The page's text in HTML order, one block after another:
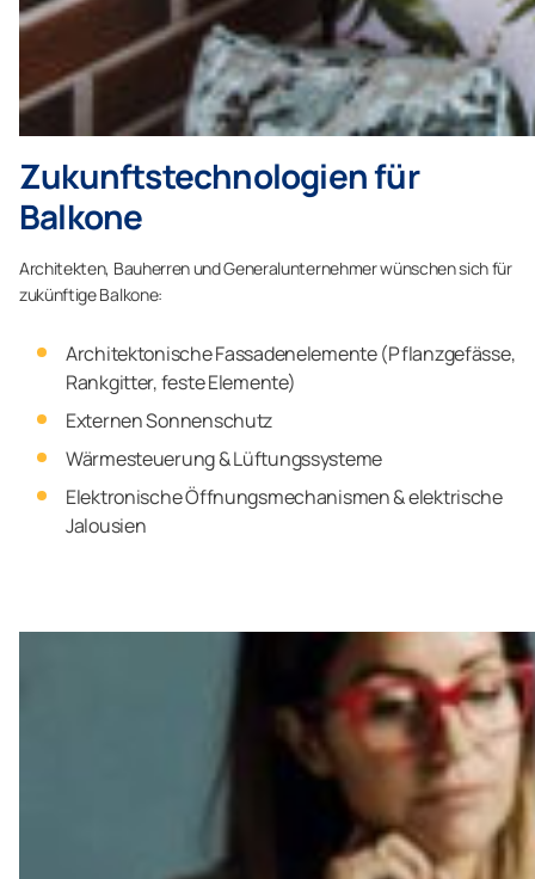
Zukunftstechnologien für
Balkone
Architekten, Bauherren und Generalunternehmer wünschen sich für
zukünftige Balkone:
Architektonische Fassadenelemente (Pflanzgefässe,
Rankgitter, feste Elemente)
Externen Sonnenschutz
Wärmesteuerung & Lüftungssysteme
Elektronische Öffnungsmechanismen & elektrische
Jalousien